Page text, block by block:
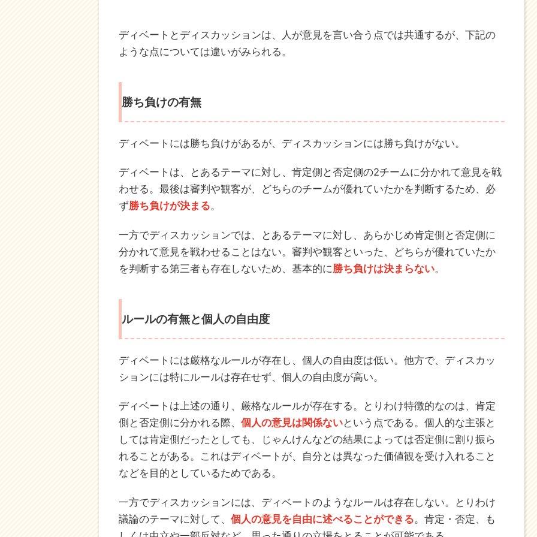
ディベートとディスカッションは、人が意見を言い合う点では共通するが、下記の
勝ち負けの有無
ディベートには勝ち負けがあるが、ディスカッションには勝ち負けがない。
わせる。最後は審判や観客が、どちらのチームが優れていたかを判断するため、必
ず 勝ち負けが決まる。
一方でディスカッションでは、とあるテーマに対し、あらかじめ肯定側と否定側に
分かれて意見を戦わせることはない。審判や観客といった、どちらが優れていたか
を判断する第三者も存在しないため、基本的に勝ち負けは決まらない。
ディベートには厳格なルールが存在し、個人の自由度は低い。他方で、ディスカッ